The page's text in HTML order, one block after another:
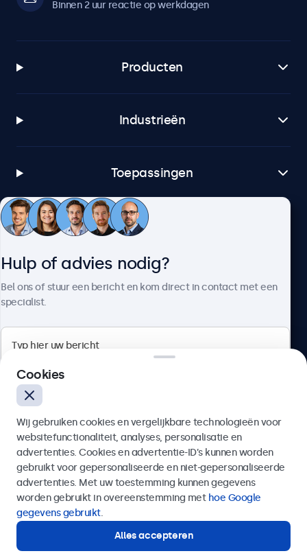
Binnen 2 uur reactie op werkdagen
Producten
Industrieën
Toepassingen
Klantenservice
4.8/5 door 5000+ bedrijven
Nederlands
Hulp of advies nodig?
Bel ons of stuur een bericht en kom direct in contact met een
specialist.
Verzenden
Of bel ons op
Hulp of advies nodig?
Direct contact met een specialist.
Cookies
Wij gebruiken cookies en vergelijkbare technologieën voor
websitefunctionaliteit, analyses, personalisatie en
advertenties. Cookies en advertentie-ID’s kunnen worden
gebruikt voor gepersonaliseerde en niet-gepersonaliseerde
advertenties. Met uw toestemming kunnen gegevens
worden gebruikt in overeenstemming met hoe Google
gegevens gebruikt.
Alles accepteren